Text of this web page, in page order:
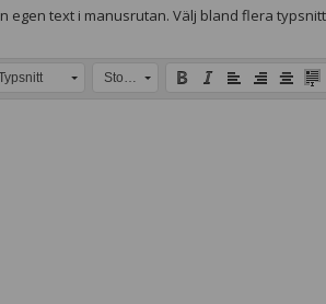
egen text i manusrutan. Välj bland flera